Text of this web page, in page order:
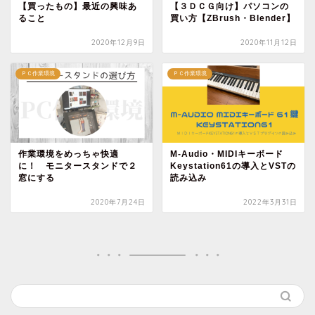
【買ったもの】最近の興味あ
ること
2020年12月9日
【３ＤＣＧ向け】パソコンの
買い方【ZBrush・Blender】
2020年11月12日
ＰＣ作業環境
作業環境をめっちゃ快適
に！ モニタースタンドで２
窓にする
2020年7月24日
ＰＣ作業環境
M-Audio・MIDIキーボード
Keystation61の導入とVSTの
読み込み
2022年3月31日